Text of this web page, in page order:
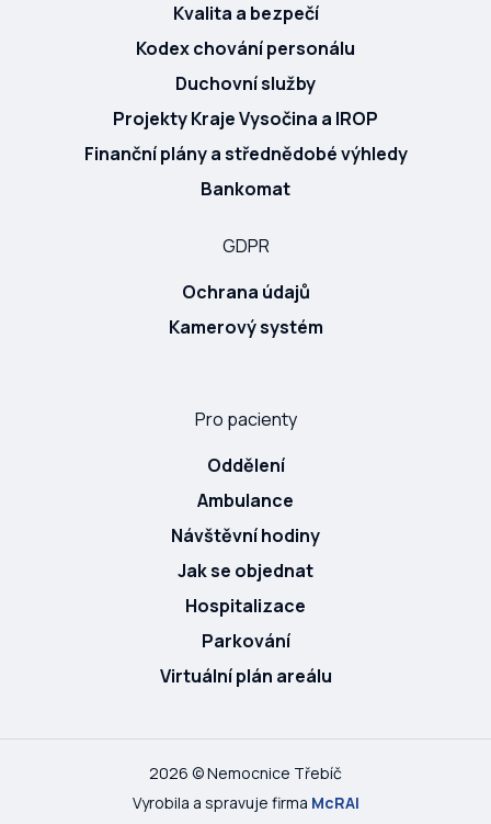
Kvalita a bezpečí
Kodex chování personálu
Duchovní služby
Projekty Kraje Vysočina a IROP
Finanční plány a střednědobé výhledy
Bankomat
GDPR
Ochrana údajů
Kamerový systém
Pro pacienty
Oddělení
Ambulance
Návštěvní hodiny
Jak se objednat
Hospitalizace
Parkování
Virtuální plán areálu
2026 © Nemocnice Třebíč
Vyrobila a spravuje firma McRAI